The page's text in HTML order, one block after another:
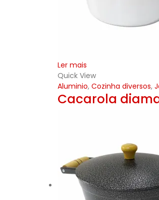
Ler mais
Quick View
Aluminio, Cozinha diversos,
Cacarola